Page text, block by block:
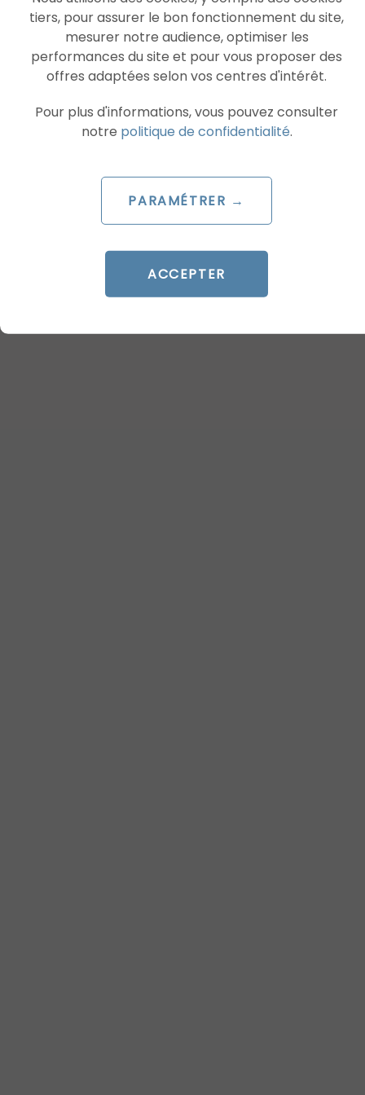
DATA CONSULTING
GEO
CREATIVES
FORMATIONS
tiers, pour assurer le bon fonctionnement du site,
mesurer notre audience, optimiser les
performances du site et pour vous proposer des
offres adaptées selon vos centres d'intérêt.
Pour plus d'informations, vous pouvez consulter
notre politique de confidentialité.
PARAMÉTRER →
ACCEPTER